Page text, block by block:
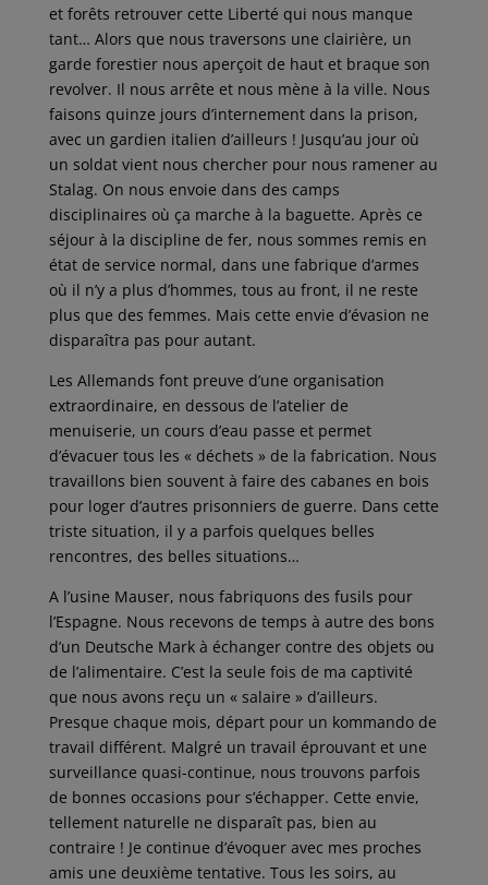
et forêts retrouver cette Liberté qui nous manque
tant… Alors que nous traversons une clairière, un
garde forestier nous aperçoit de haut et braque son
revolver. Il nous arrête et nous mène à la ville. Nous
faisons quinze jours d’internement dans la prison,
avec un gardien italien d’ailleurs ! Jusqu’au jour où
un soldat vient nous chercher pour nous ramener au
Stalag. On nous envoie dans des camps
disciplinaires où ça marche à la baguette. Après ce
séjour à la discipline de fer, nous sommes remis en
état de service normal, dans une fabrique d’armes
où il n’y a plus d’hommes, tous au front, il ne reste
plus que des femmes. Mais cette envie d’évasion ne
disparaîtra pas pour autant.
Les Allemands font preuve d’une organisation
extraordinaire, en dessous de l’atelier de
menuiserie, un cours d’eau passe et permet
d’évacuer tous les « déchets » de la fabrication. Nous
travaillons bien souvent à faire des cabanes en bois
pour loger d’autres prisonniers de guerre. Dans cette
triste situation, il y a parfois quelques belles
rencontres, des belles situations…
A l’usine Mauser, nous fabriquons des fusils pour
l’Espagne. Nous recevons de temps à autre des bons
d’un Deutsche Mark à échanger contre des objets ou
de l’alimentaire. C’est la seule fois de ma captivité
que nous avons reçu un « salaire » d’ailleurs.
Presque chaque mois, départ pour un kommando de
travail différent. Malgré un travail éprouvant et une
surveillance quasi-continue, nous trouvons parfois
de bonnes occasions pour s’échapper. Cette envie,
tellement naturelle ne disparaît pas, bien au
contraire ! Je continue d’évoquer avec mes proches
amis une deuxième tentative. Tous les soirs, au